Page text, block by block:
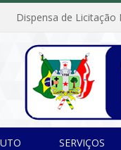
SERVIÇOS